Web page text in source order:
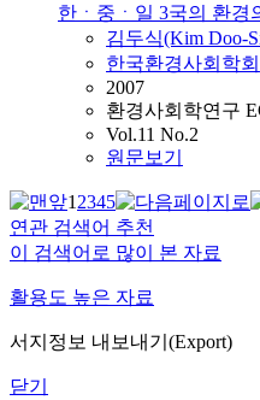
한ㆍ중ㆍ일 3국의 환경
김두식(Kim Doo-
한국환경사회학회
2007
환경사회학연구
Vol.11 No.2
원문보기
12345
연관 검색어 추천
이 검색어로 많이 본 자료
활용도 높은 자료
서지정보 내보내기(Export)
닫기